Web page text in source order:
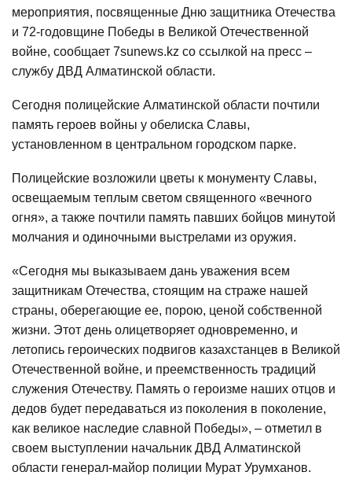
мероприятия, посвященные Дню защитника Отечества
и 72-годовщине Победы в Великой Отечественной
войне, сообщает 7sunews.kz со ссылкой на пресс –
службу ДВД Алматинской области.
Сегодня полицейские Алматинской области почтили
память героев войны у обелиска Славы,
установленном в центральном городском парке.
Полицейские возложили цветы к монументу Славы,
освещаемым теплым светом священного «вечного
огня», а также почтили память павших бойцов минутой
молчания и одиночными выстрелами из оружия.
«Сегодня мы выказываем дань уважения всем
защитникам Отечества, стоящим на страже нашей
страны, оберегающие ее, порою, ценой собственной
жизни. Этот день олицетворяет одновременно, и
летопись героических подвигов казахстанцев в Великой
Отечественной войне, и преемственность традиций
служения Отечеству. Память о героизме наших отцов и
дедов будет передаваться из поколения в поколение,
как великое наследие славной Победы», – отметил в
своем выступлении начальник ДВД Алматинской
области генерал-майор полиции Мурат Урумханов.